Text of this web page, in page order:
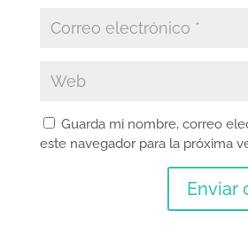
Guarda mi nombre, correo
este navegador para la próxima